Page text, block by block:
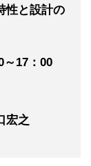
性と設計の
17：00
之